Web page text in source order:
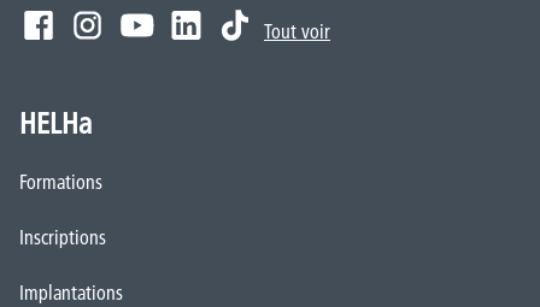
Tout voir
HELHa
Formations
Inscriptions
Implantations